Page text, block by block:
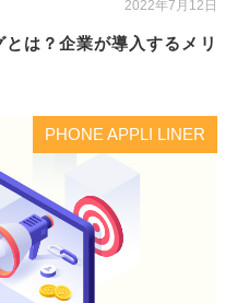
2022年7月12日
は？企業が導入するメリ
PHONE APPLI LINER